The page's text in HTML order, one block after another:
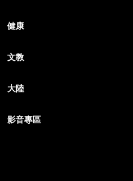
健康
文教
大陸
影音專區